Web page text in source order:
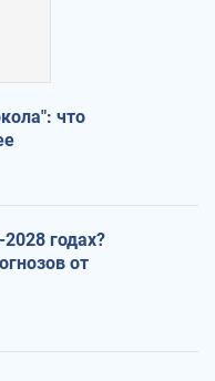
что
годах?
от